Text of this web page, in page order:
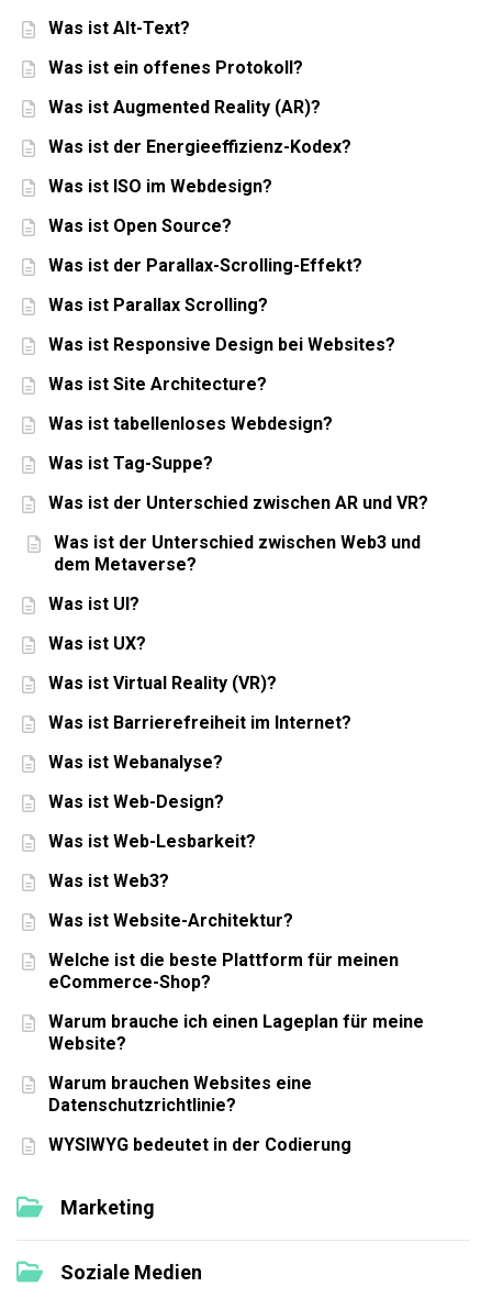
Was ist Alt-Text?
Was ist ein offenes Protokoll?
Was ist Augmented Reality (AR)?
Was ist der Energieeffizienz-Kodex?
Was ist ISO im Webdesign?
Was ist Open Source?
Was ist der Parallax-Scrolling-Effekt?
Was ist Parallax Scrolling?
Was ist Responsive Design bei Websites?
Was ist Site Architecture?
Was ist tabellenloses Webdesign?
Was ist Tag-Suppe?
Was ist der Unterschied zwischen AR und VR?
Was ist der Unterschied zwischen Web3 und
dem Metaverse?
Was ist UI?
Was ist UX?
Was ist Virtual Reality (VR)?
Was ist Barrierefreiheit im Internet?
Was ist Webanalyse?
Was ist Web-Design?
Was ist Web-Lesbarkeit?
Was ist Web3?
Was ist Website-Architektur?
Welche ist die beste Plattform für meinen
eCommerce-Shop?
Warum brauche ich einen Lageplan für meine
Website?
Warum brauchen Websites eine
Datenschutzrichtlinie?
WYSIWYG bedeutet in der Codierung
Marketing
Soziale Medien